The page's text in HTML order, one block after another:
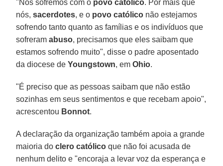
"Nós sofremos com o povo católico. Por mais que
nós,sacerdotes, e o povo católico não estejamos
sofrendo tanto quanto as famílias e os indivíduos que
sofreramabuso, precisamos que eles saibam que
estamos sofrendo muito", disse o padre aposentado
da diocese deYoungstown, emOhio.
"É preciso que as pessoas saibam que não estão
sozinhas em seus sentimentos e que recebam apoio",
acrescentou Bonnot.
A declaração da organização também apoia a grande
maioria doclero católico que não foi acusada de
nenhum delito e "encoraja a levar voz da esperança e